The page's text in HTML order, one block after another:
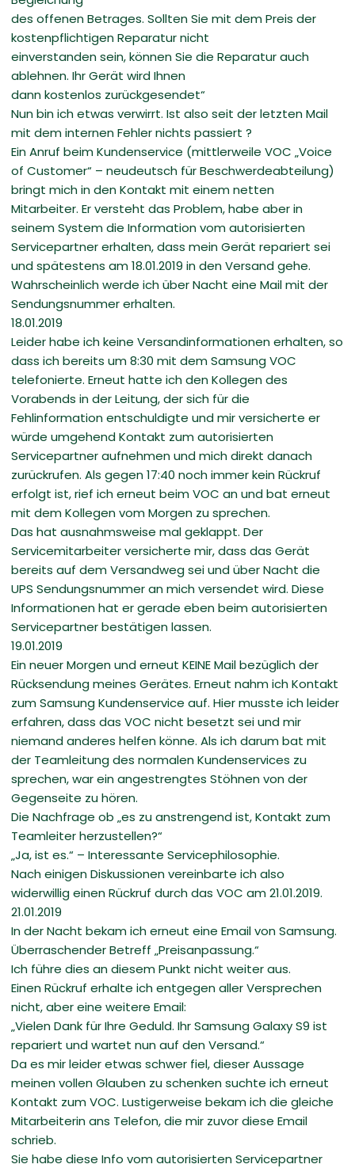
des offenen Betrages. Sollten Sie mit dem Preis der
kostenpflichtigen Reparatur nicht
einverstanden sein, können Sie die Reparatur auch
ablehnen. Ihr Gerät wird Ihnen
dann kostenlos zurückgesendet“
Nun bin ich etwas verwirrt. Ist also seit der letzten Mail
mit dem internen Fehler nichts passiert ?
Ein Anruf beim Kundenservice (mittlerweile VOC „Voice
of Customer“ – neudeutsch für Beschwerdeabteilung)
bringt mich in den Kontakt mit einem netten
Mitarbeiter. Er versteht das Problem, habe aber in
seinem System die Information vom autorisierten
Servicepartner erhalten, dass mein Gerät repariert sei
und spätestens am 18.01.2019 in den Versand gehe.
Wahrscheinlich werde ich über Nacht eine Mail mit der
Sendungsnummer erhalten.
18.01.2019
Leider habe ich keine Versandinformationen erhalten, so
dass ich bereits um 8:30 mit dem Samsung VOC
telefonierte. Erneut hatte ich den Kollegen des
Vorabends in der Leitung, der sich für die
Fehlinformation entschuldigte und mir versicherte er
würde umgehend Kontakt zum autorisierten
Servicepartner aufnehmen und mich direkt danach
zurückrufen. Als gegen 17:40 noch immer kein Rückruf
erfolgt ist, rief ich erneut beim VOC an und bat erneut
mit dem Kollegen vom Morgen zu sprechen.
Das hat ausnahmsweise mal geklappt. Der
Servicemitarbeiter versicherte mir, dass das Gerät
bereits auf dem Versandweg sei und über Nacht die
UPS Sendungsnummer an mich versendet wird. Diese
Informationen hat er gerade eben beim autorisierten
Servicepartner bestätigen lassen.
19.01.2019
Ein neuer Morgen und erneut KEINE Mail bezüglich der
Rücksendung meines Gerätes. Erneut nahm ich Kontakt
zum Samsung Kundenservice auf. Hier musste ich leider
erfahren, dass das VOC nicht besetzt sei und mir
niemand anderes helfen könne. Als ich darum bat mit
der Teamleitung des normalen Kundenservices zu
sprechen, war ein angestrengtes Stöhnen von der
Gegenseite zu hören.
Die Nachfrage ob „es zu anstrengend ist, Kontakt zum
Teamleiter herzustellen?“
„Ja, ist es.“ – Interessante Servicephilosophie.
Nach einigen Diskussionen vereinbarte ich also
widerwillig einen Rückruf durch das VOC am 21.01.2019.
21.01.2019
In der Nacht bekam ich erneut eine Email von Samsung.
Überraschender Betreff „Preisanpassung.“
Ich führe dies an diesem Punkt nicht weiter aus.
Einen Rückruf erhalte ich entgegen aller Versprechen
nicht, aber eine weitere Email:
„Vielen Dank für Ihre Geduld. Ihr Samsung Galaxy S9 ist
repariert und wartet nun auf den Versand.“
Da es mir leider etwas schwer fiel, dieser Aussage
meinen vollen Glauben zu schenken suchte ich erneut
Kontakt zum VOC. Lustigerweise bekam ich die gleiche
Mitarbeiterin ans Telefon, die mir zuvor diese Email
schrieb.
Sie habe diese Info vom autorisierten Servicepartner